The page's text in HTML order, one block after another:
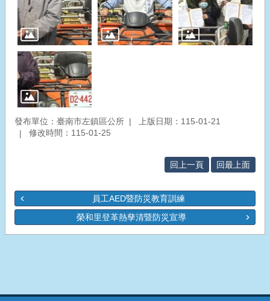
發布單位：臺南市左鎮區公所
上版日期：115-01-21
修改時間：115-01-25
回上一頁 回最上面
員工AED暨防災教育訓練
榮和里登革熱孳清暨防災宣導